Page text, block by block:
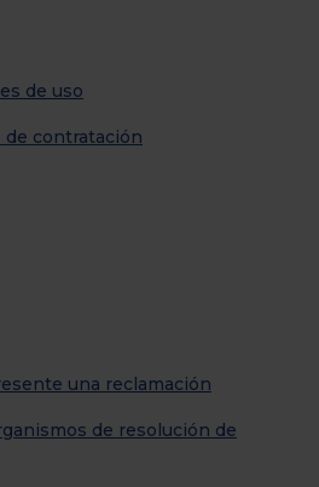
de uso
de contratación
una reclamación
de resolución de